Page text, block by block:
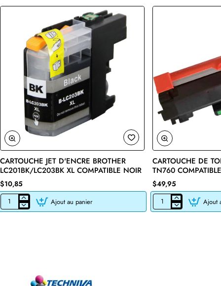
🔥 Bestseller
CARTOUCHE JET D'ENCRE BROTHER
LC201BK/LC203BK XL COMPATIBLE NOIR
$10,85
CARTOUCHE
JET
Ajout au panier
CARTOUCHE DE
TN760
$49,95
CARTOUCHE
DE
Ajout